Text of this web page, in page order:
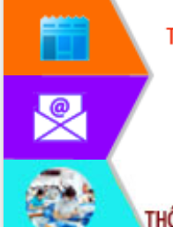
Phó Chủ tịch UBND tỉnh Đắk Lắk
Trương Công Thái kiểm tra thực địa
Dự án cao tốc Khánh Hòa - Buôn
Thuột
Định vị cà phê Việt Nam như một “di
sản sống” trong dòng chảy toàn cầu
Xây dựng nông thôn mới: Nâng cao
sống người dân từ những mô hình
thực
Quyết liệt tháo gỡ vướng mắc, đẩy
nhanh tiến độ các dự án trọng điểm
trong Khu kinh tế Nam Phú Yên